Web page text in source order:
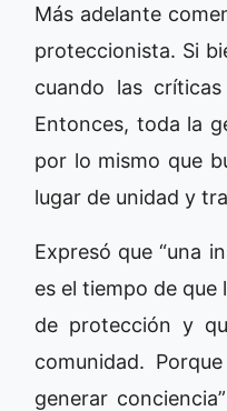
Más adelante
proteccionista. Si
cuando las
Entonces, toda la
por lo mismo que
lugar de unidad y
Expresó que “una
es el tiempo de
de protección y
comunidad.
generar